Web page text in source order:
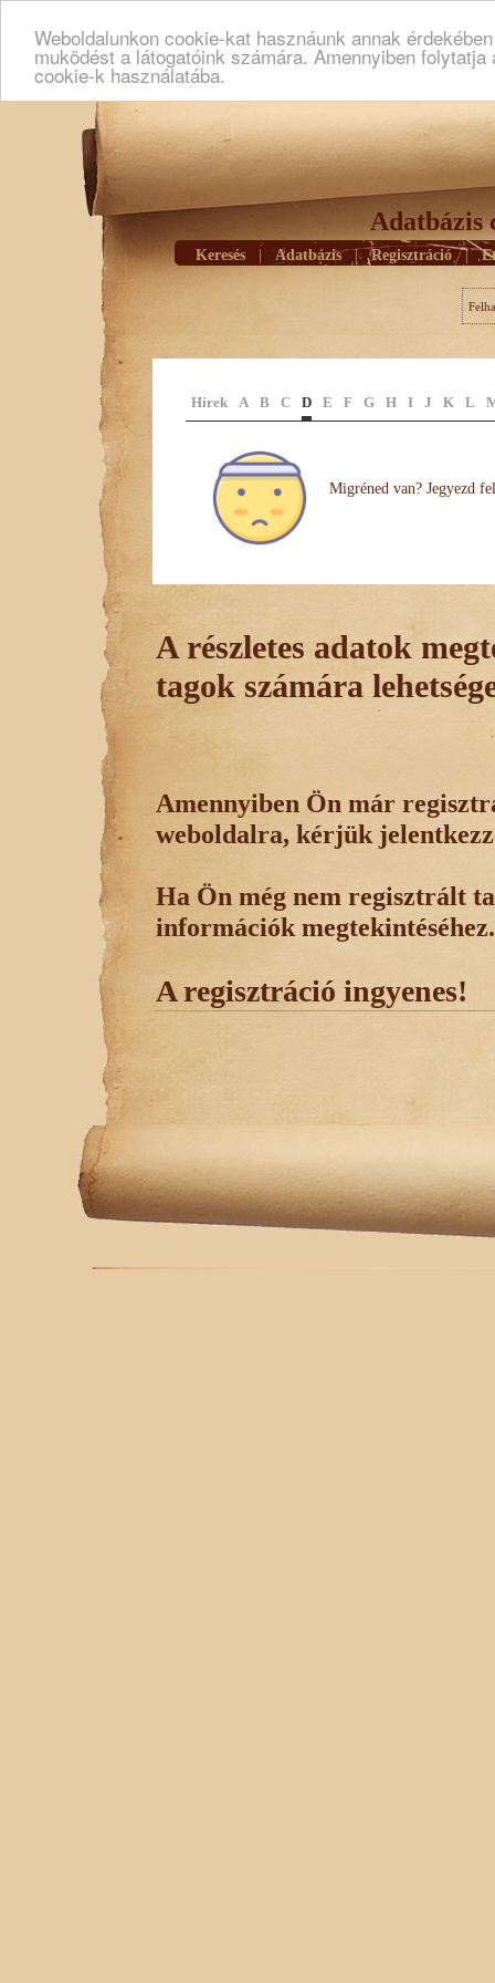
Weboldalunkon cookie-kat hasznáunk annak
muködést a látogatóink számára. Amennyiben
cookie-k használatába.
Adatbázis
Keresés Adatbázis | Regisztráció |
Hírek A B C D E F G H I J K L
Migréned van? Jegyezd
A részletes adatok
tagok számára
Amennyiben Ön már
weboldalra, kérjük
Ha Ön még nem regisztrált
információk megtekintéséhez.
A regisztráció ingyenes!